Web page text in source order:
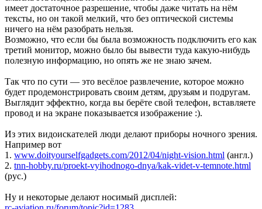
имеет достаточное разрешение, чтобы даже читать на нём
тексты, но он такой мелкий, что без оптической системы
ничего на нём разобрать нельзя.
Возможно, что если бы была возможность подключить его как
третий монитор, можно было бы вывести туда какую-нибудь
полезную информацию, но опять же не знаю зачем.
Так что по сути — это весёлое развлечение, которое можно
будет продемонстрировать своим детям, друзьям и подругам.
Выглядит эффектно, когда вы берёте свой телефон, вставляете
провод и на экране показывается изображение :).
Из этих видоискателей люди делают приборы ночного зрения.
Например вот
1. www.doityourselfgadgets.com/2012/04/night-vision.html (англ.)
2. tnn-hobby.ru/proekt-vyihodnogo-dnya/kak-videt-v-temnote.html
(рус.)
Ну и некоторые делают носимый дисплей: